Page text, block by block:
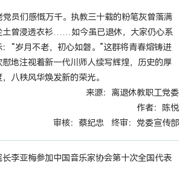
党员们感慨万千。执教三十载的粉笔灰曾落满
土曾浸透衣衫……如今虽已退休，大家仍心系
“岁月不老，初心如磐。”这群将青春熔铸进
地注视着新一代川师人续写辉煌，历史的厚
八秩风华焕发新的荣光。
来源：离退休教职工党委
作者：陈悦
审核：蔡纪忠 终审：党委宣传部
长李亚梅参加中国音乐家协会第十次全国代表